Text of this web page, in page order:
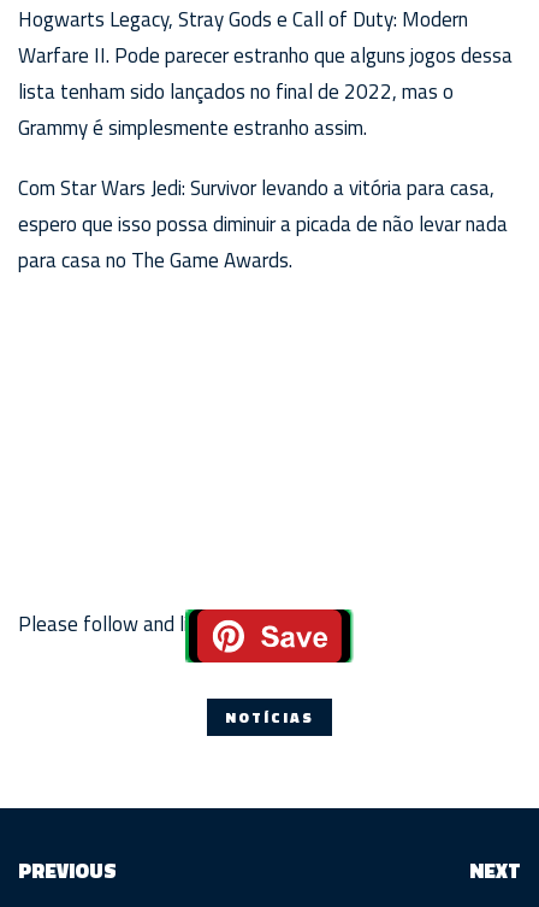
Hogwarts Legacy, Stray Gods e Call of Duty: Modern
Warfare II. Pode parecer estranho que alguns jogos dessa
lista tenham sido lançados no final de 2022, mas o
Grammy é simplesmente estranho assim.
Com Star Wars Jedi: Survivor levando a vitória para casa,
espero que isso possa diminuir a picada de não levar nada
para casa no The Game Awards.
Please follow and like us:
NOTÍCIAS
PREVIOUS NEXT